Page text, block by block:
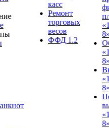
касс
Ремонт
торговых
весов
ФФД 1.2